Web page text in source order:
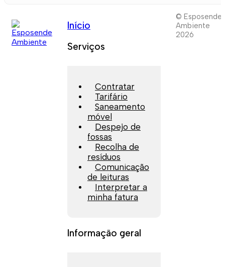
Início
Serviços
Contratar
Tarifário
Saneamento
móvel
Despejo de
fossas
Recolha de
resíduos
Comunicação
de leituras
Interpretar a
minha fatura
Informação geral
© Esposende
Ambiente
2026